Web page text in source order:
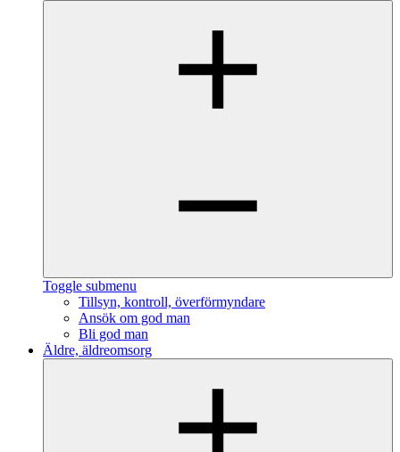
Toggle submenu
Tillsyn, kontroll, överförmyndare
Ansök om god man
Bli god man
Äldre, äldreomsorg